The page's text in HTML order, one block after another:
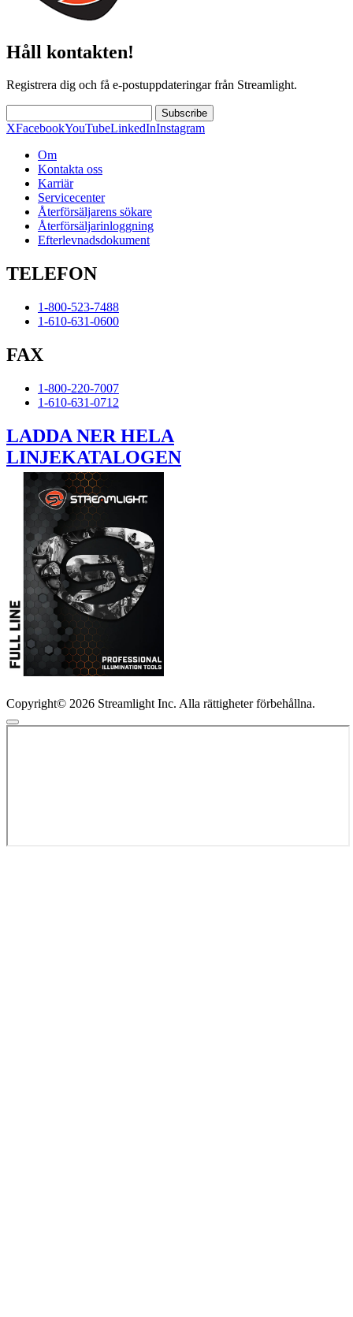
Håll kontakten!
Registrera dig och få e-postuppdateringar från Streamlight.
Subscribe
XFacebookYouTubeLinkedInInstagram
Om
Kontakta oss
Karriär
Servicecenter
Återförsäljarens sökare
Återförsäljarinloggning
Efterlevnadsdokument
TELEFON
1-800-523-7488
1-610-631-0600
FAX
1-800-220-7007
1-610-631-0712
LADDA NER HELA
LINJEKATALOGEN
Copyright© 2026 Streamlight Inc. Alla rättigheter förbehållna.